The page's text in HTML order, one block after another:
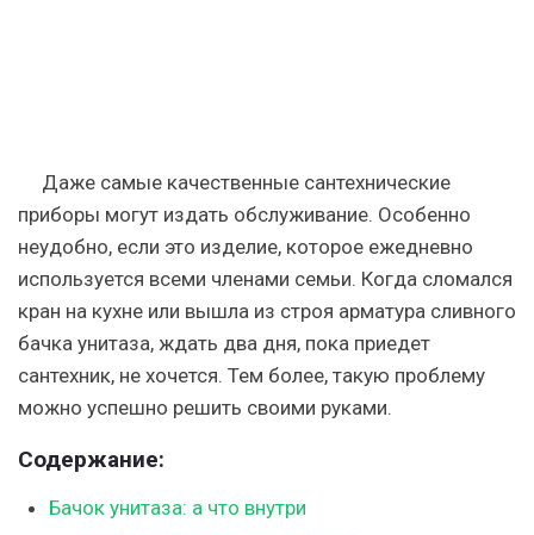
Даже самые качественные сантехнические
приборы могут издать обслуживание. Особенно
неудобно, если это изделие, которое ежедневно
используется всеми членами семьи. Когда сломался
кран на кухне или вышла из строя арматура сливного
бачка унитаза, ждать два дня, пока приедет
сантехник, не хочется. Тем более, такую проблему
можно успешно решить своими руками.
Содержание:
Бачок унитаза: а что внутри